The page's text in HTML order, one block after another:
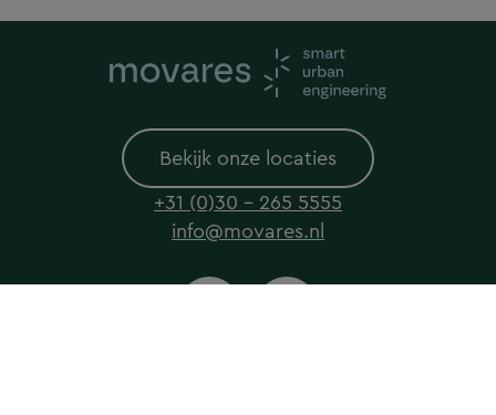
Bekijk onze locaties
+31 (0)30 - 265 5555
info@movares.nl